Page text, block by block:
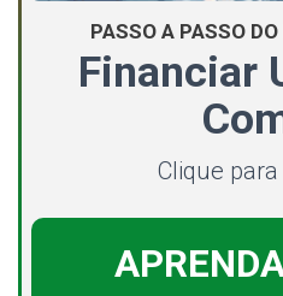
PASSO A PASSO
Financiar
Clique